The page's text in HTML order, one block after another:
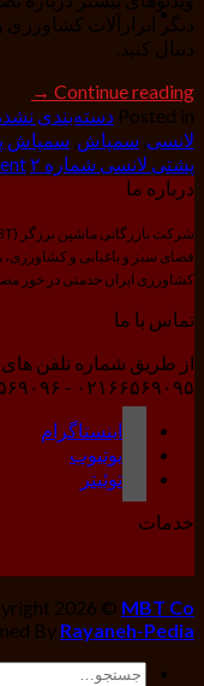
دیگر ابزارآلات کشاورزی
دنبال کنید.
Continue reading
→
Posted in دسته‌بندی
لانسی سمپاش سمپاش
پشتی لانسی شماره ۲
درباره ما
فضای سبز و باغبانی و کشاورزی،
کشاورزی ایران خدمتی در خور
تماس با ما
۰۲۱۶۶۵۶۹۰۹۵ - ۰۲۱۶۶۵۶۹۰۹۶
اینستاگرام
یوتیوب
توئیتر
خدمات
2026 © MBT Co
By Rayaneh-Pedia
جستجو